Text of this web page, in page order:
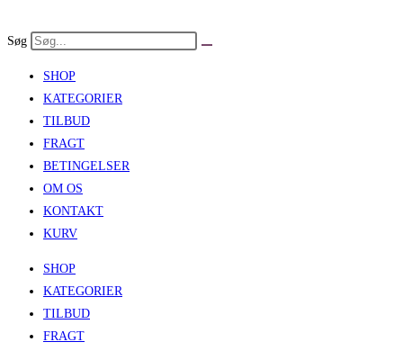
to
Søg
SHOP
KATEGORIER
TILBUD
FRAGT
BETINGELSER
OM OS
KONTAKT
KURV
SHOP
KATEGORIER
TILBUD
FRAGT